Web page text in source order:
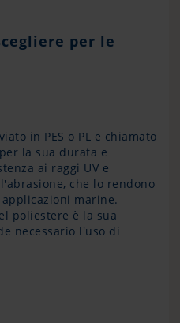
per le
in PES o PL e chiamato
la sua durata e
ai raggi UV e
che lo rendono
marine.
poliestere è la sua
necessario l'uso di